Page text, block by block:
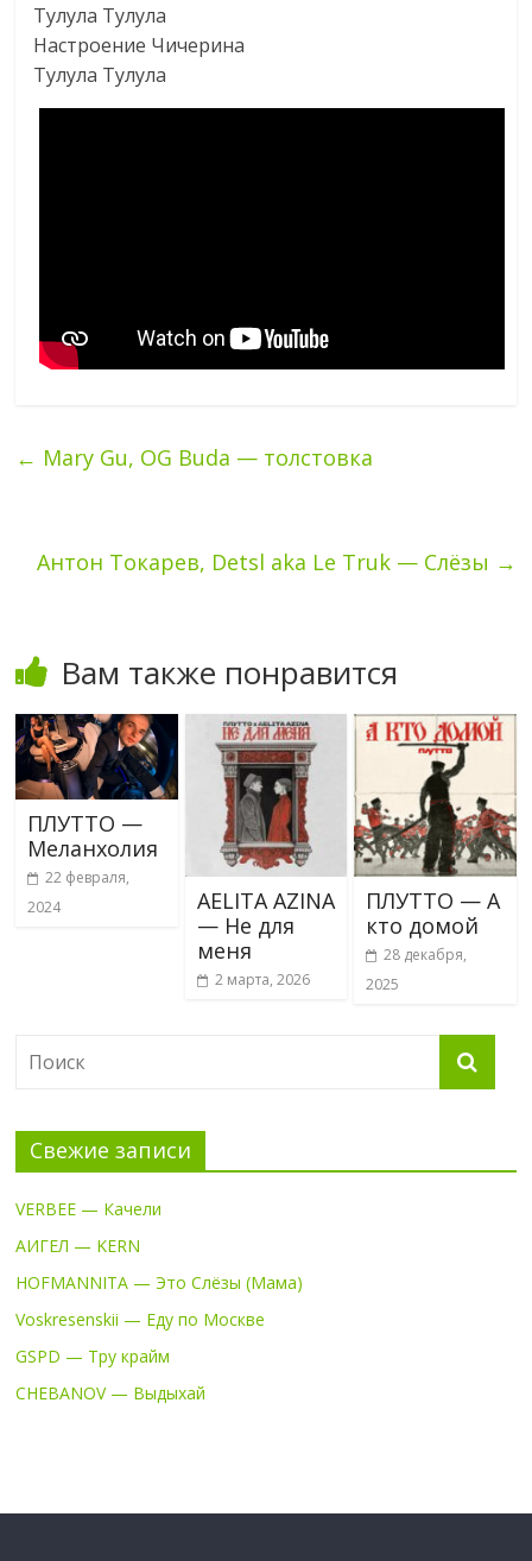
Тулула Тулула
Настроение Чичерина
Тулула Тулула
← Mary Gu, OG Buda — толстовка
Антон Токарев, Detsl aka Le Truk — Слёзы →
Вам также понравится
ПЛУТТО —
Меланхолия
22 февраля,
2024
AELITA AZINA
— Не для
меня
2 марта, 2026
ПЛУТТО — А
кто домой
28 декабря,
2025
Свежие записи
VERBEE — Качели
АИГЕЛ — KERN
HOFMANNITA — Это Слёзы (Мама)
Voskresenskii — Еду по Москве
GSPD — Тру крайм
CHEBANOV — Выдыхай